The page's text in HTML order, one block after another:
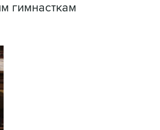
гимнасткам